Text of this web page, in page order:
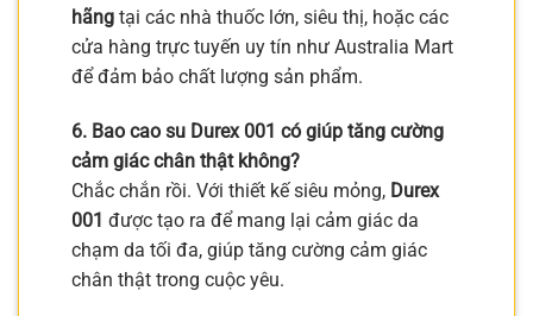
hãng tại các nhà thuốc lớn, siêu thị, hoặc các
cửa hàng trực tuyến uy tín như Australia Mart
để đảm bảo chất lượng sản phẩm.
6. Bao cao su Durex 001 có giúp tăng cường
cảm giác chân thật không?
Chắc chắn rồi. Với thiết kế siêu mỏng, Durex
001 được tạo ra để mang lại cảm giác da
chạm da tối đa, giúp tăng cường cảm giác
chân thật trong cuộc yêu.